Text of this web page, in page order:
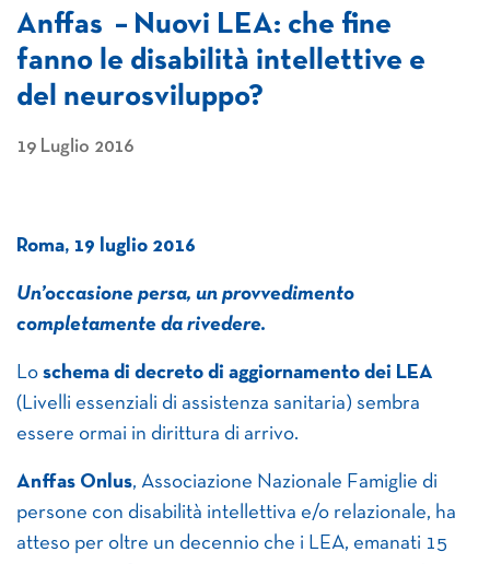
Anffas – Nuovi LEA: che fine
fanno le disabilità intellettive e
del neurosviluppo?
19 Luglio 2016
Roma, 19 luglio 2016
Un’occasione persa, un provvedimento
completamente da rivedere.
Lo schema di decreto di aggiornamento dei LEA
(Livelli essenziali di assistenza sanitaria) sembra
essere ormai in dirittura di arrivo.
Anffas Onlus, Associazione Nazionale Famiglie di
persone con disabilità intellettiva e/o relazionale, ha
atteso per oltre un decennio che i LEA, emanati 15